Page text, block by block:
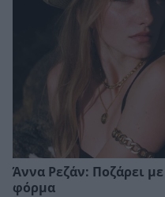
Άννα Ρεζάν: Ποζάρει
φόρμα